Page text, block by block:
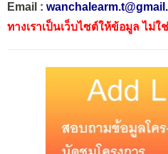
Email :
ทางเราเป็นเว็บไซต์ให้ข้อมูล ไม่ใ